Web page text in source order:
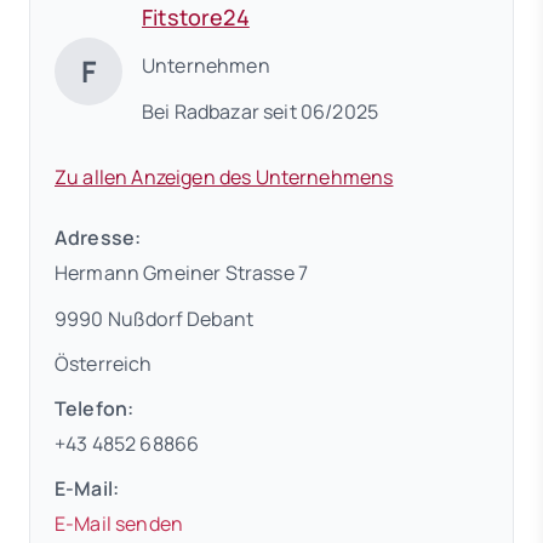
F
Fitstore24
Unternehmen
Bei Radbazar seit 06/2025
Zu allen Anzeigen des Unternehmens
Adresse:
Hermann Gmeiner Strasse 7
9990 Nußdorf Debant
Österreich
Telefon:
+43 4852 68866
E-Mail:
E-Mail senden